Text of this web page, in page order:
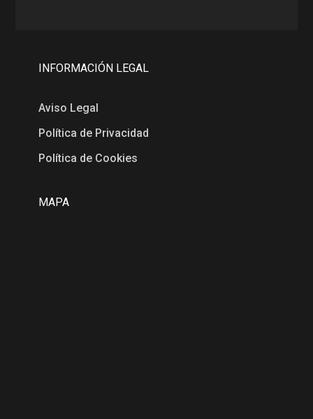
INFORMACIÓN LEGAL
Aviso Legal
Política de Privacidad
Política de Cookies
MAPA